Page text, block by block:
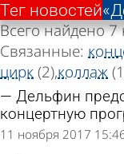
Тег новостей
Всего найдено 7
Связанные:
цирк(2)коллаж
Дельфин
концертную
11 ноября 2017